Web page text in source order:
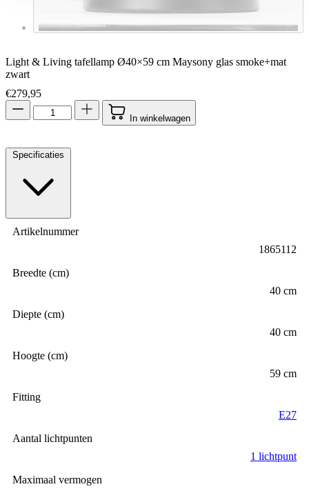
Light & Living tafellamp Ø40×59 cm Maysony glas smoke+mat
zwart
€279,95
In winkelwagen
Specificaties
Artikelnummer
1865112
Breedte (cm)
40 cm
Diepte (cm)
40 cm
Hoogte (cm)
59 cm
Fitting
E27
Aantal lichtpunten
1 lichtpunt
Maximaal vermogen